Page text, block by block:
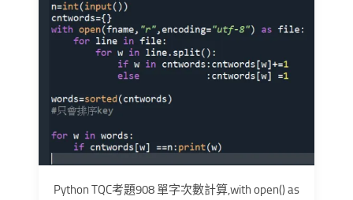
Python TQC考題908 單字次數計算,with open() as